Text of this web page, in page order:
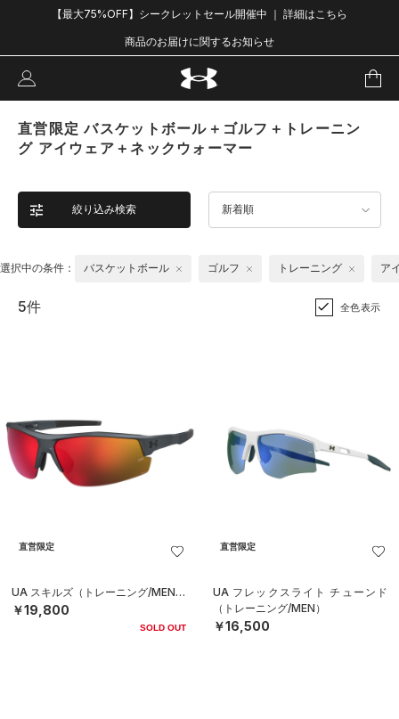
【最大75%OFF】シークレットセール開催中 ｜ 詳細はこちら
商品のお届けに関するお知らせ
直営限定 バスケットボール＋ゴルフ＋トレーニン
グ アイウェア＋ネックウォーマー
絞り込み検索 新着順
選択中の条件： バスケットボール ゴルフ トレーニング ア
5件 全色表示
直営限定
UA スキルズ（トレーニング/MEN）
￥19,800
SOLD OUT
直営限定
UA フレックスライト チューンド
（トレーニング/MEN）
￥16,500